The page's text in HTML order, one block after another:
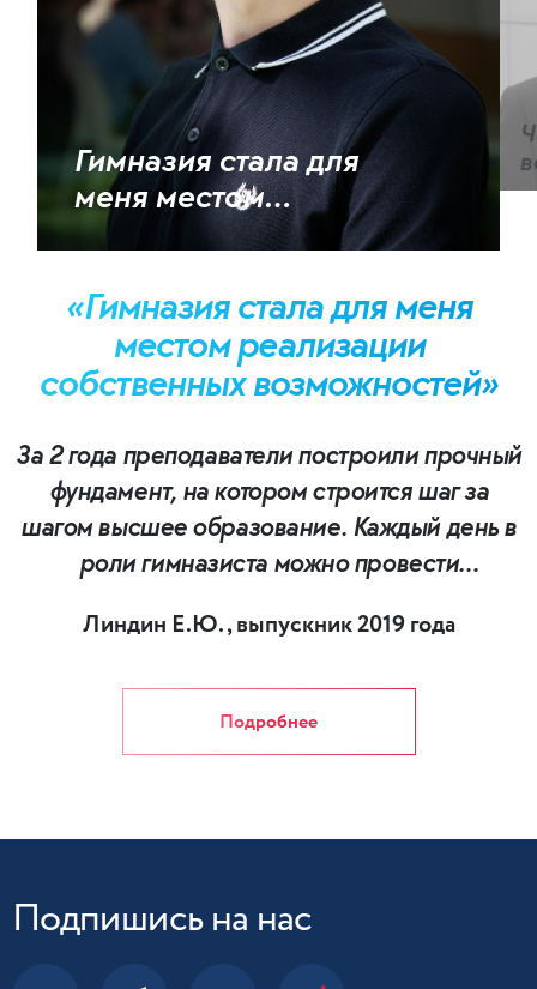
Гимназия стала для
меня местом
реализации
возможностей
«Гимназия стала для меня
местом реализации
собственных возможностей»
За 2 года преподаватели построили прочный
фундамент, на котором строится шаг за
шагом высшее образование. Каждый день в
роли гимназиста можно провести
проведенное в этом уникальном месте, была
разных сферах и найти себе что-то по душе.
Линдин Е.Ю., выпускник 2019 года
Подробнее
Подпишись на нас